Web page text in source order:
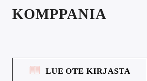
KOMPPANIA
LUE OTE KIRJASTA